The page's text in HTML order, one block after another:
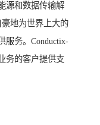
源和数据传输解
豪地为世界上大的
服务。Conductix-
务的客户提供支